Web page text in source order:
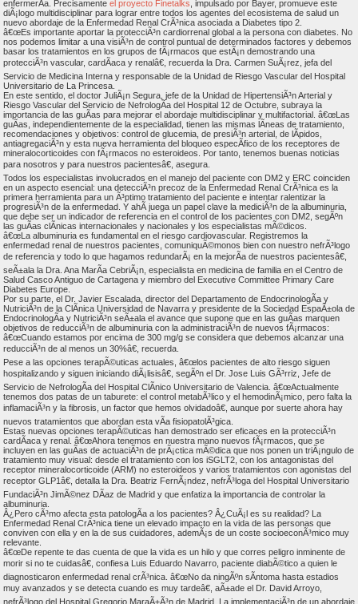
enfermerÃ­a. Precisamente el proyecto Finetalks , impulsado por Bayer, promueve este
diÃ¡logo multidisciplinar para lograr entre todos los agentes del ecosistema de salud un
nuevo abordaje de la Enfermedad Renal CrÃ³nica asociada a Diabetes tipo 2.
â€œEs importante aportar la protecciÃ³n cardiorrenal global a la persona con diabetes. No
nos podemos limitar a una visiÃ³n de control puntual de determinados factores y debemos
basar los tratamientos en los grupos de fÃ¡rmacos que estÃ¡n demostrando una
protecciÃ³n vascular, cardÃ­aca y renalâ€, recuerda la Dra. Carmen SuÃ¡rez, jefa del
Servicio de Medicina Interna y responsable de la Unidad de Riesgo Vascular del Hospital
Universitario de La Princesa.
En este sentido, el doctor JuliÃ¡n Segura, jefe de la Unidad de HipertensiÃ³n Arterial y
Riesgo Vascular del Servicio de NefrologÃ­a del Hospital 12 de Octubre, subraya la
importancia de las guÃ­as para mejorar el abordaje multidisciplinar y multifactorial. â€œLas
guÃ­as, independientemente de la especialidad, tienen las mismas lÃ­neas de tratamiento,
recomendaciones y objetivos: control de glucemia, de presiÃ³n arterial, de lÃ­pidos,
antiagregaciÃ³n y esta nueva herramienta del bloqueo especÃ­fico de los receptores de
mineralocorticoides con fÃ¡rmacos no esteroideos. Por tanto, tenemos buenas noticias
para nosotros y para nuestros pacientesâ€, asegura.
Todos los especialistas involucrados en el manejo del paciente con DM2 y ERC coinciden
en un aspecto esencial: una detecciÃ³n precoz de la Enfermedad Renal CrÃ³nica es la
primera herramienta para un Ã³ptimo tratamiento del paciente e intentar ralentizar la
progresiÃ³n de la enfermedad. Y ahÃ­ juega un papel clave la mediciÃ³n de la albuminuria,
que debe ser un indicador de referencia en el control de los pacientes con DM2, segÃºn
las guÃ­as clÃ­nicas internacionales y nacionales y los especialistas mÃ©dicos.
â€œLa albuminuria es fundamental en el riesgo cardiovascular. Registremos la
enfermedad renal de nuestros pacientes, comuniquÃ©monos bien con nuestro nefrÃ³logo
de referencia y todo lo que hagamos redundarÃ¡ en la mejorÃ­a de nuestros pacientesâ€,
seÃ±ala la Dra. Ana MarÃ­a CebriÃ¡n, especialista en medicina de familia en el Centro de
Salud Casco Antiguo de Cartagena y miembro del Executive Committee Primary Care
Diabetes Europe.
Por su parte, el Dr. Javier Escalada, director del Departamento de EndocrinologÃ­a y
NutriciÃ³n de la ClÃ­nica Universidad de Navarra y presidente de la Sociedad EspaÃ±ola de
EndocrinologÃ­a y NutriciÃ³n seÃ±ala el avance que supone que en las guÃ­as marquen
objetivos de reducciÃ³n de albuminuria con la administraciÃ³n de nuevos fÃ¡rmacos:
â€œCuando estamos por encima de 300 mg/g se considera que debemos alcanzar una
reducciÃ³n de al menos un 30%â€, recuerda.
Pese a las opciones terapÃ©uticas actuales, â€œlos pacientes de alto riesgo siguen
hospitalizando y siguen iniciando diÃ¡lisisâ€, segÃºn el Dr. Jose Luis GÃ³rriz, Jefe de
Servicio de NefrologÃ­a del Hospital ClÃ­nico Universitario de Valencia. â€œActualmente
tenemos dos patas de un taburete: el control metabÃ³lico y el hemodinÃ¡mico, pero falta la
inflamaciÃ³n y la fibrosis, un factor que hemos olvidadoâ€, aunque por suerte ahora hay
nuevos tratamientos que abordan esta vÃ­a fisiopatolÃ³gica.
Estas nuevas opciones terapÃ©uticas han demostrado ser eficaces en la protecciÃ³n
cardÃ­aca y renal. â€œAhora tenemos en nuestra mano nuevos fÃ¡rmacos, que se
incluyen en las guÃ­as de actuaciÃ³n de prÃ¡ctica mÃ©dica que nos ponen un triÃ¡ngulo de
tratamiento muy visual: desde el tratamiento con los iSGLT2, con los antagonistas del
receptor mineralocorticoide (ARM) no esteroideos y varios tratamientos con agonistas del
receptor GLP1â€, detalla la Dra. Beatriz FernÃ¡ndez, nefrÃ³loga del Hospital Universitario
FundaciÃ³n JimÃ©nez DÃ­az de Madrid y que enfatiza la importancia de controlar la
albuminuria.
Â¿Pero cÃ³mo afecta esta patologÃ­a a los pacientes? Â¿CuÃ¡l es su realidad? La
Enfermedad Renal CrÃ³nica tiene un elevado impacto en la vida de las personas que
conviven con ella y en la de sus cuidadores, ademÃ¡s de un coste socioeconÃ³mico muy
relevante.
â€œDe repente te das cuenta de que la vida es un hilo y que corres peligro inminente de
morir si no te cuidasâ€, confiesa Luis Eduardo Navarro, paciente diabÃ©tico a quien le
diagnosticaron enfermedad renal crÃ³nica. â€œNo da ningÃºn sÃ­ntoma hasta estadios
muy avanzados y se detecta cuando es muy tardeâ€, aÃ±ade el Dr. David Arroyo,
nefrÃ³logo del Hospital Gregorio MaraÃ±Ã³n de Madrid. La implementaciÃ³n de un abordaje